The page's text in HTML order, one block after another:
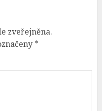
zveřejněna.
*